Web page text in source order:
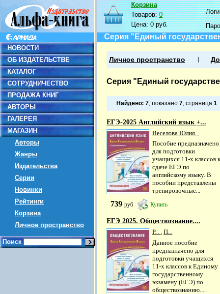
НОВОСТИ
ОБ ИЗДАТЕЛЬСТВЕ
КАТАЛОГ
СОТРУДНИЧЕСТВО
ПРОДАЖА КНИГ
АВТОРЫ
ГАЛЕРЕЯ
МАГАЗИН
Авторы
Жанры
Издательства
Серии
Новинки
Рейтинги
Корзина
Личное пространство
Поиск
Корзина
Товаров:0
Цена:0 руб.
Серия "Единый
Личное пространство
Серия "Единый
Найдено: 7, показано 7, страница 1
ЕГЭ-2025 Английский язык +...
Веселова Юлия...
Пособие предназначено
для подготовки
учащихся 11-х классов к
сдаче ЕГЭ по
английскому языку. В
пособии представлены
тренировочные...
739 руб Купить
ЕГЭ 2025. Обществознание....
Р... , П...
Данное пособие
предназначено для
подготовки учащихся
11-х классов к Единому
государственному
экзамену (ЕГЭ) по
обществознанию....